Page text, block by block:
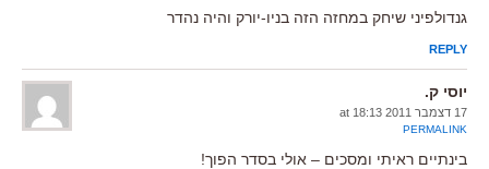
גנדולפיני שיחק במחזה הזה בניו-יורק והיה נהדר
REPLY
יוסי ק.
17 דצמבר 2011 at 18:13
PERMALINK
בינתיים ראיתי ומסכים – אולי בסדר הפוך!